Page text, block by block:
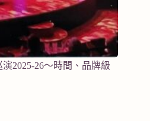
2025-26～時間、品牌級